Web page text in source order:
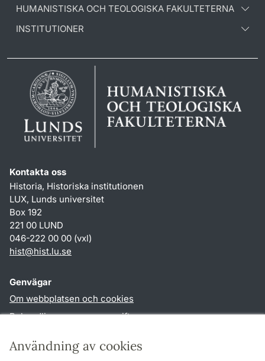
Användning av cookies
HUMANISTISKA OCH TEOLOGISKA FAKULTETERNA
INSTITUTIONER
Kontakta oss
Historia, Historiska institutionen
LUX, Lunds universitet
Box 192
221 00 LUND
046-222 00 00 (vxl)
hist@hist.lu.se
Genvägar
Om webbplatsen och cookies
Behandling av personuppgifter
TYPO3-login